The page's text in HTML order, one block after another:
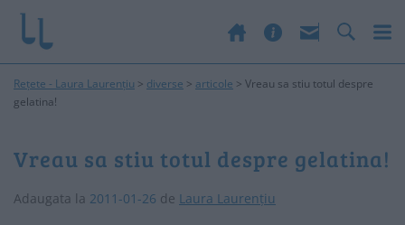
Rețete - Laura Laurențiu > diverse > articole > Vreau sa stiu totul despre
gelatina!
Vreau sa stiu totul despre gelatina!
Adaugata la 2011-01-26 de Laura Laurențiu